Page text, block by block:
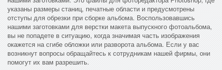
указаны размеры станиц, печатные области и предусмотрены
отступы для обрезки при сборке альбома. Воспользовавшись
нашими заготовками для верстки макета выпускного фотоальбома,
вы не попадете в ситуацию, когда значимая часть изображения
окажется на сгибе обложки или разворота альбома. Если у вас
возникнут вопросы обращайтесь к сотрудникам нашей фирмы, они
помогут их вам разрешить.